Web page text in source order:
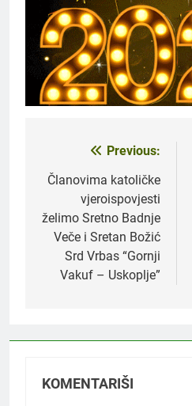
Navigacija
članaka
Previous:
Članovima katoličke
vjeroispovjesti
želimo Sretno Badnje
Veče i Sretan Božić
Srd Vrbas “Gornji
Vakuf – Uskoplje”
KOMENTARIŠI